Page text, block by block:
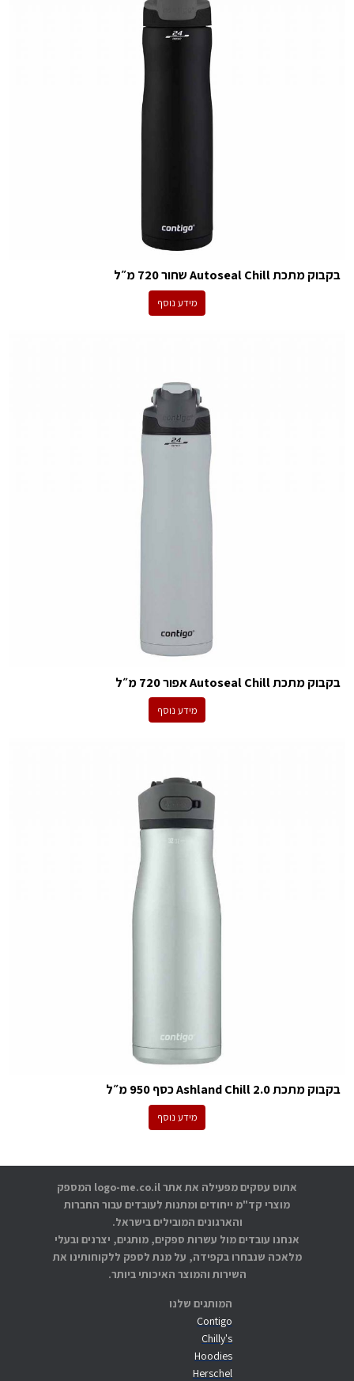
בקבוק מתכת Autoseal Chill שחור 720 מ״ל
מידע נוסף
בקבוק מתכת Autoseal Chill אפור 720 מ״ל
מידע נוסף
בקבוק מתכת Ashland Chill 2.0 כסף 950 מ״ל
מידע נוסף
המותגים שלנו
Contigo
Chilly's
Hoodies
Herschel
אתוס עסקים מפעילה את אתר logo-me.co.il המספק
מוצרי קד"מ ייחודים ומתנות לעובדים עבור החברות
והארגונים המובילים בישראל.
אנחנו עובדים מול עשרות ספקים, מותגים, יצרנים ובעלי
מלאכה שנבחרו בקפידה, על מנת לספק ללקוחותינו את
השירות והמוצר האיכותי ביותר.